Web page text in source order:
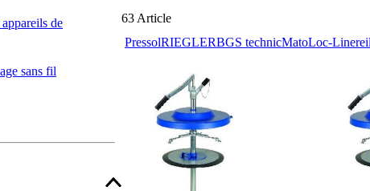
de
sans fil
63 Article
PressolRIEGLERBGS technicMatoLoc-Line